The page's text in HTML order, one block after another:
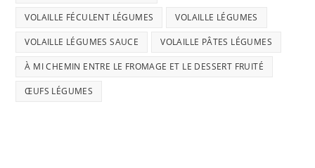
VOLAILLE FÉCULENT LÉGUMES VOLAILLE LÉGUMES
VOLAILLE LÉGUMES SAUCE VOLAILLE PÂTES LÉGUMES
À MI CHEMIN ENTRE LE FROMAGE ET LE DESSERT FRUITÉ
ŒUFS LÉGUMES